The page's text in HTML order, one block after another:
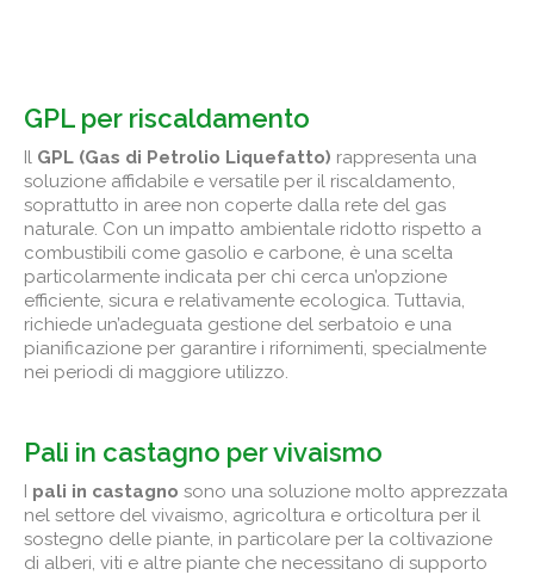
GPL per riscaldamento
Il GPL (Gas di Petrolio Liquefatto) rappresenta una
soluzione affidabile e versatile per il riscaldamento,
soprattutto in aree non coperte dalla rete del gas
naturale. Con un impatto ambientale ridotto rispetto a
combustibili come gasolio e carbone, è una scelta
particolarmente indicata per chi cerca un’opzione
efficiente, sicura e relativamente ecologica. Tuttavia,
richiede un’adeguata gestione del serbatoio e una
pianificazione per garantire i rifornimenti, specialmente
nei periodi di maggiore utilizzo.
Pali in castagno per vivaismo
pali in castagno sono una soluzione molto apprezzata
nel settore del vivaismo, agricoltura e orticoltura per il
sostegno delle piante, in particolare per la coltivazione
di alberi, viti e altre piante che necessitano di supporto